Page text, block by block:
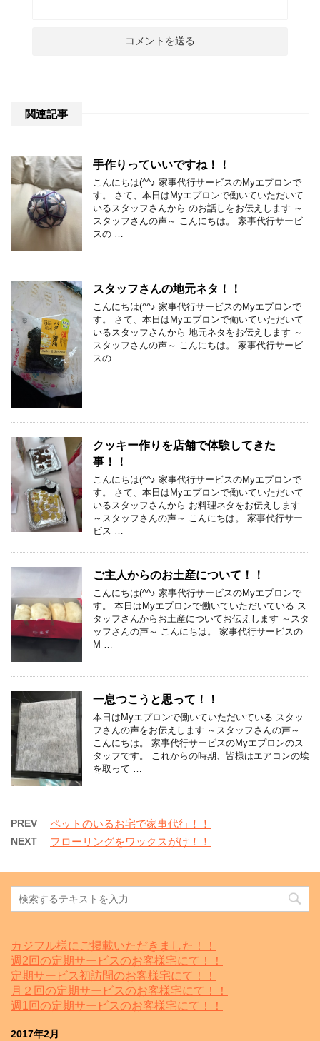
関連記事
手作りっていいですね！！
こんにちは(^^♪ 家事代行サービスのMyエプロンで
す。 さて、本日はMyエプロンで働いていただいて
いるスタッフさんから のお話しをお伝えします ～
スタッフさんの声～ こんにちは。 家事代行サービ
スの …
スタッフさんの地元ネタ！！
こんにちは(^^♪ 家事代行サービスのMyエプロンで
す。 さて、本日はMyエプロンで働いていただいて
いるスタッフさんから 地元ネタをお伝えします ～
スタッフさんの声～ こんにちは。 家事代行サービ
スの …
クッキー作りを店舗で体験してきた
事！！
こんにちは(^^♪ 家事代行サービスのMyエプロンで
す。 さて、本日はMyエプロンで働いていただいて
いるスタッフさんから お料理ネタをお伝えします
～スタッフさんの声～ こんにちは。 家事代行サー
ビス …
ご主人からのお土産について！！
こんにちは(^^♪ 家事代行サービスのMyエプロンで
す。 本日はMyエプロンで働いていただいている ス
タッフさんからお土産についてお伝えします ～スタ
ッフさんの声～ こんにちは。 家事代行サービスの
M …
一息つこうと思って！！
本日はMyエプロンで働いていただいている スタッ
フさんの声をお伝えします ～スタッフさんの声～
こんにちは。 家事代行サービスのMyエプロンのス
タッフです。 これからの時期、皆様はエアコンの埃
を取って …
PREV ペットのいるお宅で家事代行！！
NEXT フローリングをワックスがけ！！
カジフル様にご掲載いただきました！！
週2回の定期サービスのお客様宅にて！！
定期サービス初訪問のお客様宅にて！！
月２回の定期サービスのお客様宅にて！！
週1回の定期サービスのお客様宅にて！！
2017年2月